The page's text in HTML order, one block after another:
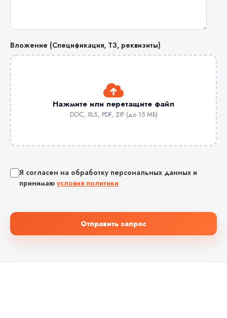
Вложение (Спецификация, ТЗ, реквизиты)
Нажмите или перетащите файл
DOC, XLS, PDF, ZIP (до 15 МБ)
Я согласен на обработку персональных данных и
принимаю условия политики
Отправить запрос